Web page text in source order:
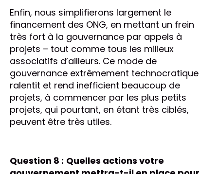
Enfin, nous simplifierons largement le
financement des ONG, en mettant un frein
très fort à la gouvernance par appels à
projets – tout comme tous les milieux
associatifs d’ailleurs. Ce mode de
gouvernance extrêmement technocratique
ralentit et rend inefficient beaucoup de
projets, à commencer par les plus petits
projets, qui pourtant, en étant très ciblés,
peuvent être très utiles.
Question 8 : Quelles actions votre